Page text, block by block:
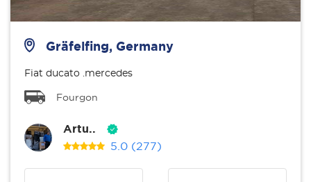
Gräfelfing, Germany
Fiat ducato .mercedes
Fourgon
Artu..
5.0 (277)